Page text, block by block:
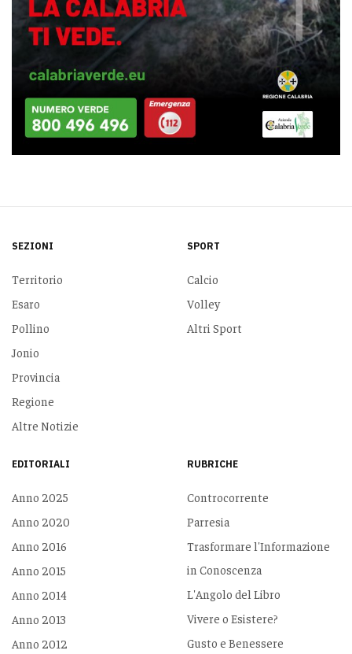
SEZIONI
Territorio
Esaro
Pollino
Jonio
Provincia
Regione
Altre Notizie
SPORT
Calcio
Volley
Altri Sport
EDITORIALI
Anno 2025
Anno 2020
Anno 2016
Anno 2015
Anno 2014
Anno 2013
Anno 2012
RUBRICHE
Controcorrente
Parresia
Trasformare l'Informazione
in Conoscenza
L'Angolo del Libro
Vivere o Esistere?
Gusto e Benessere